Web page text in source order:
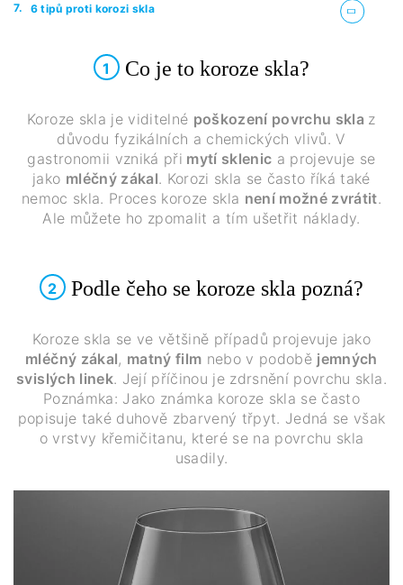
7. 6 tipů proti korozi skla
1 Co je to koroze skla?
Koroze skla je viditelné poškození povrchu skla z
důvodu fyzikálních a chemických vlivů. V
gastronomii vzniká při mytí sklenic a projevuje se
jako mléčný zákal. Korozi skla se často říká také
nemoc skla. Proces koroze skla není možné zvrátit.
Ale můžete ho zpomalit a tím ušetřit náklady.
2 Podle čeho se koroze skla pozná?
Koroze skla se ve většině případů projevuje jako
mléčný zákal, matný film nebo v podobě jemných
svislých linek. Její příčinou je zdrsnění povrchu skla.
Poznámka: Jako známka koroze skla se často
popisuje také duhově zbarvený třpyt. Jedná se však
o vrstvy křemičitanu, které se na povrchu skla
usadily.